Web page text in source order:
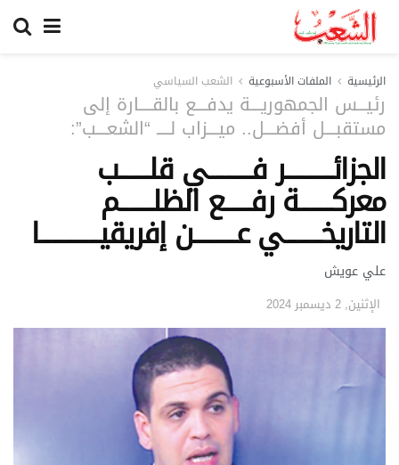
الرئيسية الملفات الأسبوعية الشعب السياسي
رئيـــس الجمهوريــــة يدفــــع بالقـــــارة إلى
مستقبــــل أفضــــل.. ميــــزاب لـــــ “الشعــــب”:
الجزائــــــــــــــر فـــــــــــــي قلـــــــــب
معركــــــــــة رفــــــــع الظلــــــــــم
التاريخـــــــــــي عـــــــــــــن إفريقيــــــــــــــــــا
علي عويش
الإثنين, 2 ديسمبر 2024